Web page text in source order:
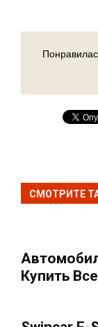
СМОТРИТЕ
Купить